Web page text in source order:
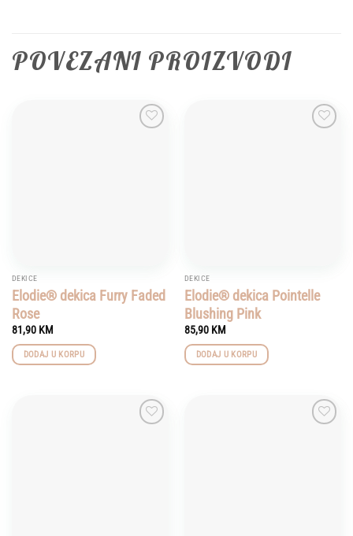
POVEZANI PROIZVODI
DEKICE
Elodie® dekica Furry Faded
Rose
81,90 KM
DODAJ U KORPU
DEKICE
Elodie® dekica Pointelle
Blushing Pink
85,90 KM
DODAJ U KORPU